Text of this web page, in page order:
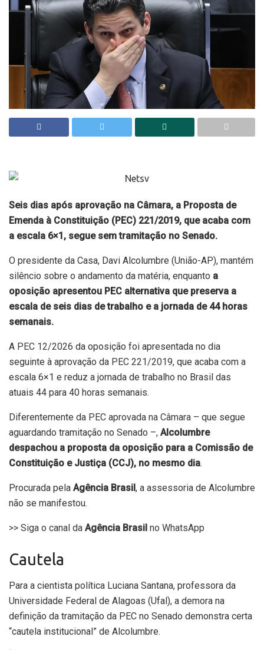
Seis dias após aprovação na Câmara, a Proposta de
Emenda à Constituição (PEC) 221/2019, que acaba com
a escala 6×1, segue sem tramitação no Senado.
O presidente da Casa, Davi Alcolumbre (União-AP), mantém
silêncio sobre o andamento da matéria, enquanto a
oposição apresentou PEC alternativa que preserva a
escala de seis dias de trabalho e a jornada de 44 horas
semanais.
A PEC 12/2026 da oposição foi apresentada no dia
seguinte à aprovação da PEC 221/2019, que acaba com a
escala 6×1 e reduz a jornada de trabalho no Brasil das
atuais 44 para 40 horas semanais.
Diferentemente da PEC aprovada na Câmara – que segue
aguardando tramitação no Senado –, Alcolumbre
despachou a proposta da oposição para a Comissão de
Constituição e Justiça (CCJ), no mesmo dia.
Procurada pela Agência Brasil, a assessoria de Alcolumbre
não se manifestou.
>> Siga o canal da Agência Brasil no WhatsApp
Cautela
Para a cientista política Luciana Santana, professora da
Universidade Federal de Alagoas (Ufal), a demora na
definição da tramitação da PEC no Senado demonstra certa
“cautela institucional” de Alcolumbre.